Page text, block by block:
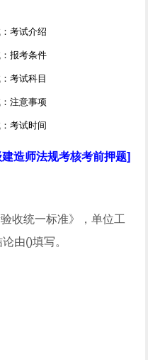
考试介绍
报考条件
考试科目
注意事项
考试时间
造师法规考核考前押题]
收统一标准》，单位工
由()填写。